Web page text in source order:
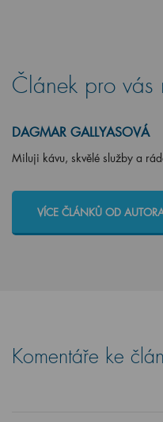
Článek pro vás
DAGMAR GALLYASOVÁ
Miluji kávu, skvělé služby a
VÍCE ČLÁNKŮ OD
Komentáře ke